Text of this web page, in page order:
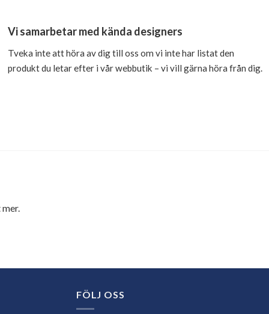
Vi samarbetar med kända designers
Tveka inte att höra av dig till oss om vi inte har listat den
produkt du letar efter i vår webbutik – vi vill gärna höra från dig.
FÖLJ OSS